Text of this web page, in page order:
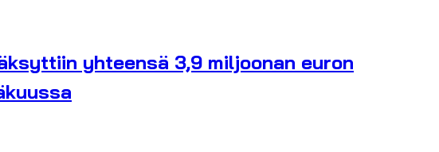
yhteensä 3,9 miljoonan euron